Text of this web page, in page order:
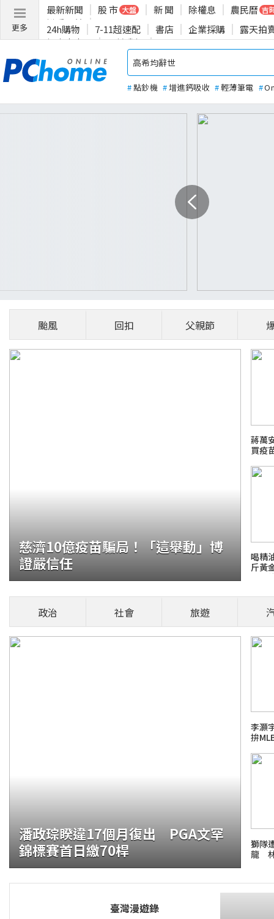
更多
最新新聞 股 市 大盤 新 聞 除權息 農民曆 吉
揪愛公益
24h購物 7-11超速配 書店 企業採購
露天拍
投資人專區
關於我們
#點鈔機 #增進鈣吸收 #輕薄筆電 #
破364億元封王
今(2026)年前6月國銀累計稅前盈餘達
刷新歷年同期紀錄；其中
颱風 回扣 父親節
慈濟10億疫苗騙局！「這舉動」博
證嚴信任
蔣萬
買疫
喝精
斤黃
政治 社會 旅遊
潘政琮睽違17個月復出 PGA文罕
錦標賽首日繳70桿
李灝
拚
獅隊
龍 林
臺灣漫遊錄